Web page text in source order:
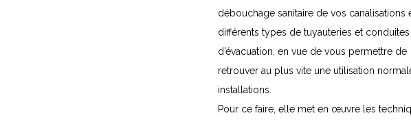
débouchage sanitaire de vos canalisations
différents types de tuyauteries et conduites
d’évacuation, en vue de vous permettre de
retrouver au plus vite une utilisation
installations.
Pour ce faire, elle met en œuvre les